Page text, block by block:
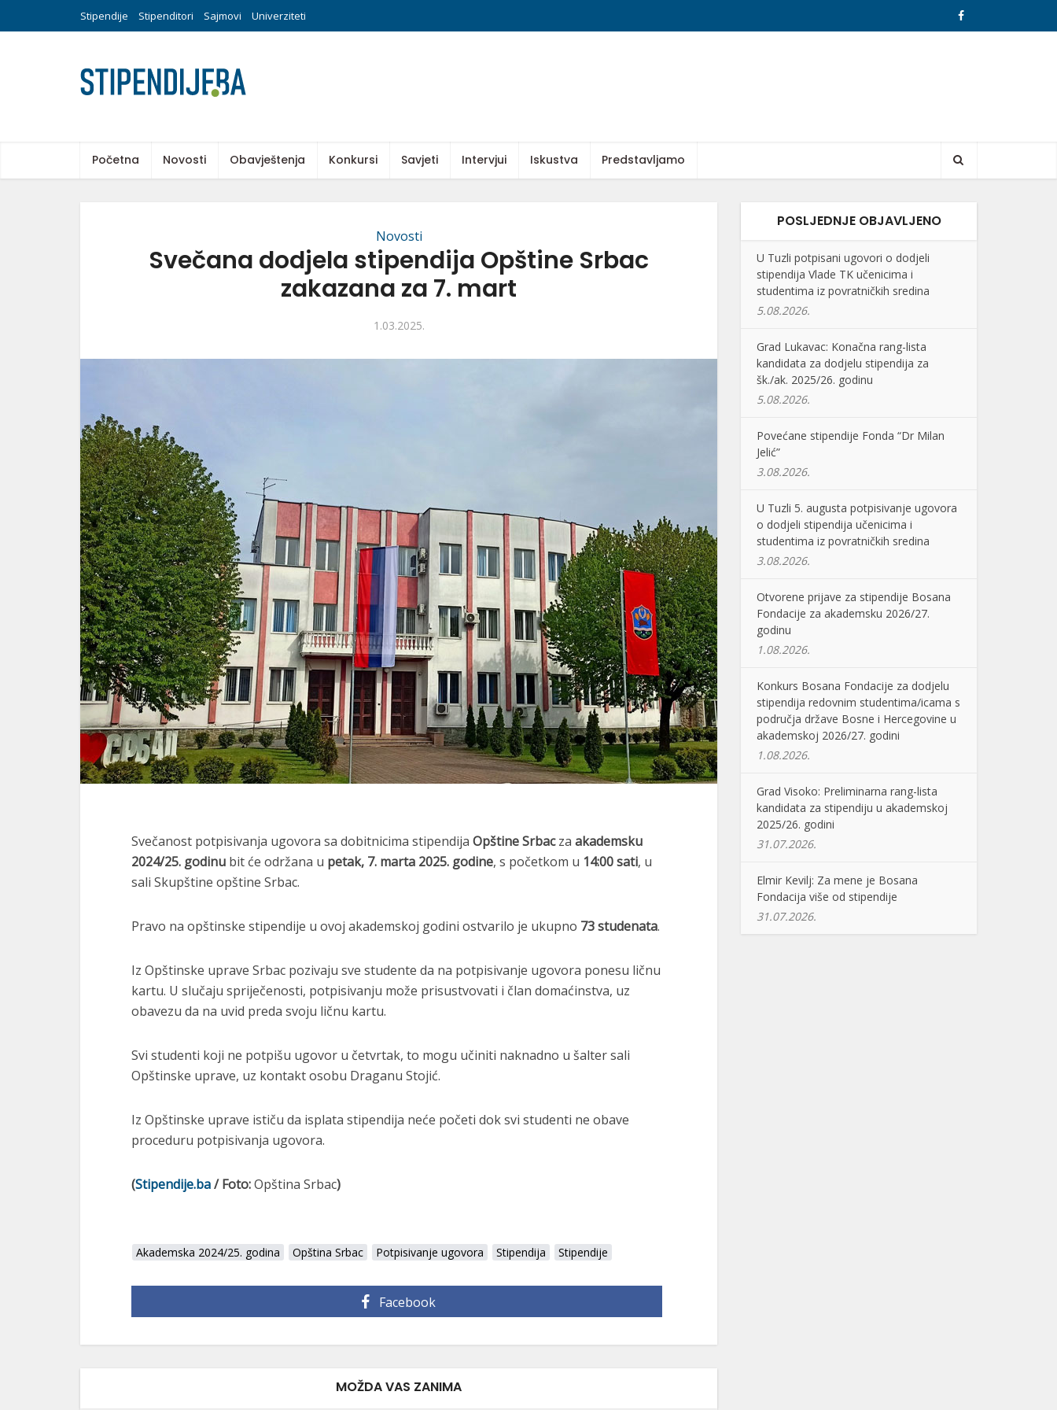
Stipendije Stipenditori Sajmovi Univerziteti
Početna Novosti Obavještenja Konkursi Savjeti Intervjui Iskustva Predstavljamo
Novosti
Svečana dodjela stipendija Opštine Srbac
zakazana za 7. mart
1.03.2025.
Svečanost potpisivanja ugovora sa dobitnicima stipendija Opštine Srbacza akademsku
2024/25. godinu bit će održana u petak, 7. marta 2025. godine, s početkom u 14:00 sati, u
sali Skupštine opštine Srbac.
Pravo na opštinske stipendije u ovoj akademskoj godini ostvarilo je ukupno 73 studenata.
Iz Opštinske uprave Srbac pozivaju sve studente da na potpisivanje ugovora ponesu ličnu
kartu. U slučaju spriječenosti, potpisivanju može prisustvovati i član domaćinstva, uz
obavezu da na uvid preda svoju ličnu kartu.
Svi studenti koji ne potpišu ugovor u četvrtak, to mogu učiniti naknadno u šalter sali
Opštinske uprave, uz kontakt osobu Draganu Stojić.
Iz Opštinske uprave ističu da isplata stipendija neće početi dok svi studenti ne obave
proceduru potpisivanja ugovora.
(Stipendije.ba/ Foto:Opština Srbac)
Akademska 2024/25. godina Opština Srbac Potpisivanje ugovora Stipendija Stipendije
Facebook
MOŽDA VAS ZANIMA
POSLJEDNJE OBJAVLJENO
U Tuzli potpisani ugovori o dodjeli
stipendija Vlade TK učenicima i
studentima iz povratničkih sredina
5.08.2026.
Grad Lukavac: Konačna rang-lista
kandidata za dodjelu stipendija za
šk./ak. 2025/26. godinu
5.08.2026.
Povećane stipendije Fonda “Dr Milan
Jelić”
3.08.2026.
U Tuzli 5. augusta potpisivanje ugovora
o dodjeli stipendija učenicima i
studentima iz povratničkih sredina
3.08.2026.
Otvorene prijave za stipendije Bosana
Fondacije za akademsku 2026/27.
godinu
1.08.2026.
Konkurs Bosana Fondacije za dodjelu
stipendija redovnim studentima/icama s
područja države Bosne i Hercegovine u
akademskoj 2026/27. godini
1.08.2026.
Grad Visoko: Preliminarna rang-lista
kandidata za stipendiju u akademskoj
2025/26. godini
31.07.2026.
Elmir Kevilj: Za mene je Bosana
Fondacija više od stipendije
31.07.2026.